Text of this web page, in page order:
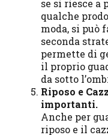
se si riesce a
qualche
moda, si può
seconda
permette di
il proprio
da sotto
Riposo e
importanti.
Anche per
riposo e il